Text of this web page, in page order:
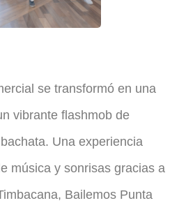
se transformó en una
vibrante flashmob de
Una experiencia
música y sonrisas gracias a
Bailemos Punta